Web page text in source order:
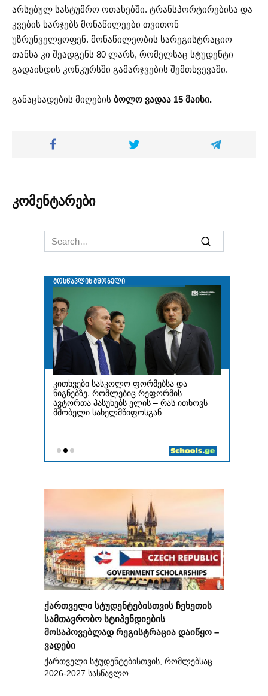
არსებულ სასტუმრო ოთახებში. ტრანსპორტირებისა და
კვების ხარჯებს მონაწილეები თვითონ
უზრუნველყოფენ. მონაწილეობის სარეგისტრაციო
თანხა კი შეადგენს 80 ლარს, რომელსაც სტუდენტი
გადაიხდის კონკურსში გამარჯვების შემთხვევაში.
განაცხადების მიღების ბოლო ვადაა 15 მაისი.
კომენტარები
Search
for:
ქართველი სტუდენტებისთვის ჩეხეთის
სამთავრობო სტიპენდიების
მოსაპოვებლად რეგისტრაცია დაიწყო –
ვადები
ქართველი სტუდენტებისთვის, რომლებსაც
2026-2027 სასწავლო